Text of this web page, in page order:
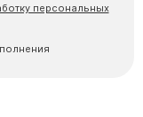
персональных